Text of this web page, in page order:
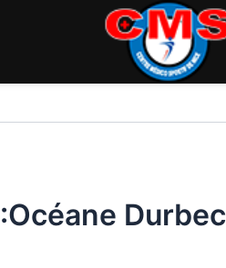
Durbec